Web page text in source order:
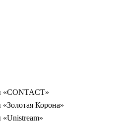
«CONTACT»
Корона»